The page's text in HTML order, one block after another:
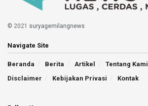
© 2021 suryagemilangnews
Navigate Site
Beranda Berita Artikel Tentang Kami
Disclaimer
Kebijakan Privasi Kontak